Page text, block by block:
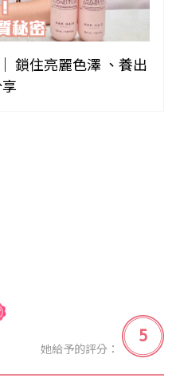
鎖住亮麗色澤 、養出
她給予的評分： 5